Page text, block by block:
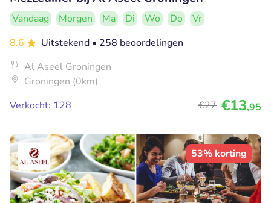
Vandaag Morgen Ma Di Wo Do
Vr
8.6
Uitstekend • 258 beoordelingen
Al Aseel Groningen
Groningen (0km)
Verkocht: 128
€27 €13,95
53% korting